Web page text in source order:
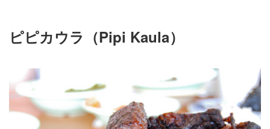
ピピカウラ（Pipi Kaula）